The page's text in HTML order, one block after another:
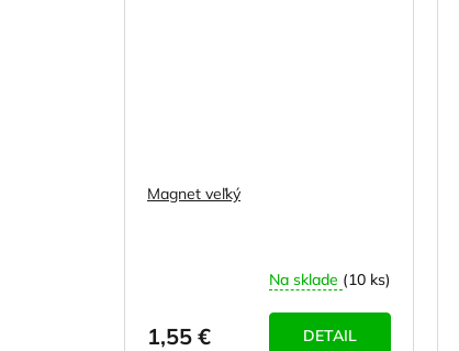
Magnet veľký
Na sklade (10 ks)
1,55 € DETAIL